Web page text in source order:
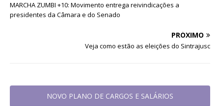
MARCHA ZUMBI +10: Movimento entrega reivindicações a
presidentes da Câmara e do Senado
PRÓXIMO
Veja como estão as eleições do Sintrajusc
NOVO PLANO DE CARGOS E SALÁRIOS